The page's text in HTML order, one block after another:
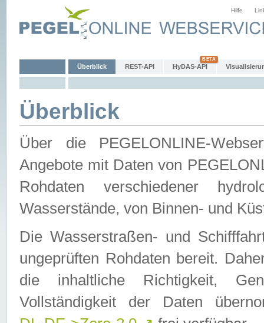
Hilfe
Überblick REST-API HyDAS-API
Überblick
Über die PEGELONLINE-
Angebote mit Daten von
Rohdaten verschiedener
Wasserstände, von Binnen- und
Die Wasserstraßen- und
ungeprüften Rohdaten bereit.
die inhaltliche Richtigkeit,
Vollständigkeit der Daten